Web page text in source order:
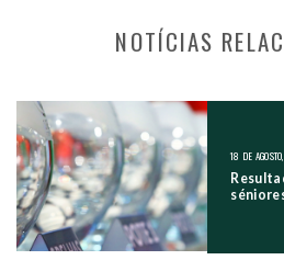
NOTÍCIAS
NAVEGAÇÃO NOS
18 DE